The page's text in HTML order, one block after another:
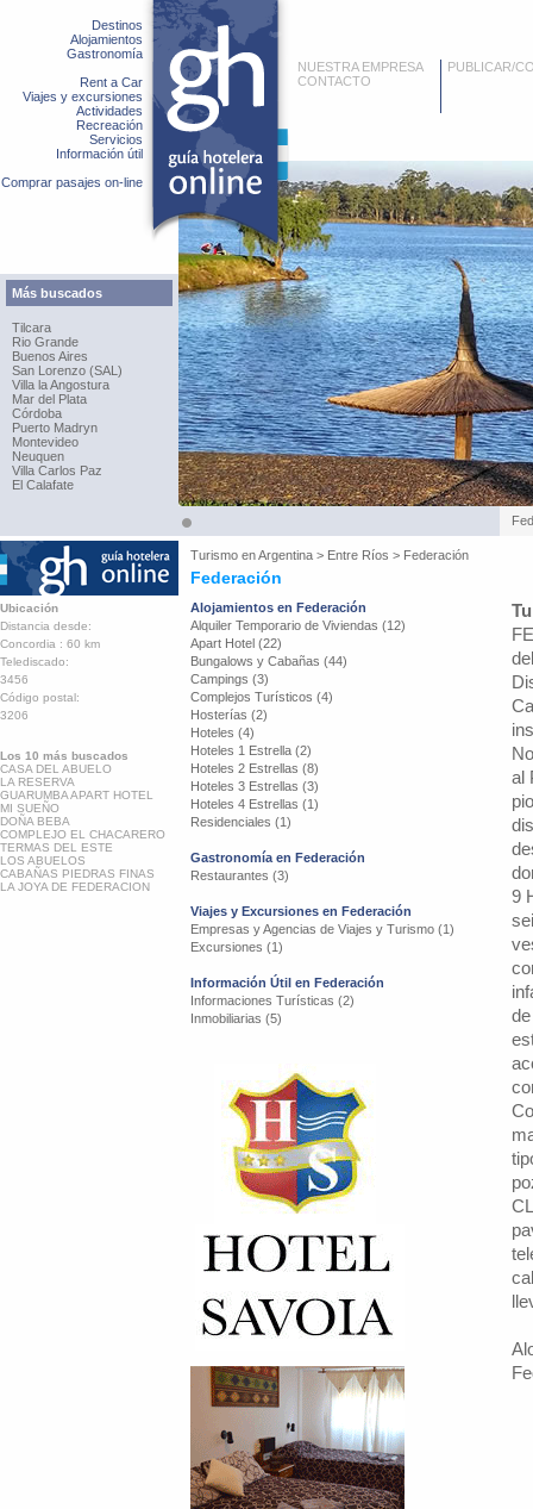
Destinos
Alojamientos
Gastronomía
Rent a Car
Viajes y excursiones
Actividades
Recreación
Servicios
Información útil
Comprar pasajes on-line
Más buscados
Tilcara
Rio Grande
Buenos Aires
San Lorenzo (SAL)
Villa la Angostura
Mar del Plata
Córdoba
Puerto Madryn
Montevideo
Neuquen
Villa Carlos Paz
El Calafate
NUESTRA EMPRESA
CONTACTO
PUBLICAR/
Turismo enArgentina > Entre Ríos > Federación
Federación
Ubicación
Distancia desde:
Concordia : 60 km
Telediscado:
3456
Código postal:
3206
Los 10 más buscados
CASA DEL ABUELO
LA RESERVA
GUARUMBA APART HOTEL
MI SUEÑO
DOÑA BEBA
COMPLEJO EL CHACARERO
TERMAS DEL ESTE
LOS ABUELOS
CABAÑAS PIEDRAS FINAS
LA JOYA DE FEDERACION
Alojamientos en Federación
Alquiler Temporario de Viviendas (12)
Apart Hotel (22)
Bungalows y Cabañas (44)
Campings (3)
Complejos Turísticos (4)
Hosterías (2)
Hoteles (4)
Hoteles 1 Estrella (2)
Hoteles 2 Estrellas (8)
Hoteles 3 Estrellas (3)
Hoteles 4 Estrellas (1)
Residenciales (1)
Gastronomía en Federación
Restaurantes (3)
Viajes y Excursiones en Federación
Empresas y Agencias de Viajes y Turismo (1)
Excursiones (1)
Información Útil en Federación
Informaciones Turísticas (2)
Inmobiliarias (5)
al
9